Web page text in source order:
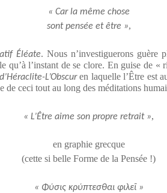
« Car la même chose
sont pensée et être »,
Éléate. Nous n’investiguerons guère
qu’à l’instant de se clore. En guise de
d’Héraclite-L’Obscuren laquelle l’Être est
de ceci tout au long des méditations
« L’Être aime son propre retrait »,
en graphie grecque
(cette si belle Forme de la Pensée !)
« Φύσις κρύπτεσθαι φιλεῖ »